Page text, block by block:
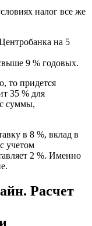
налог все же
на 5
9 % годовых.
то придется
35 % для
суммы,
в 8 %, вклад в
учетом
2 %. Именно
Расчет